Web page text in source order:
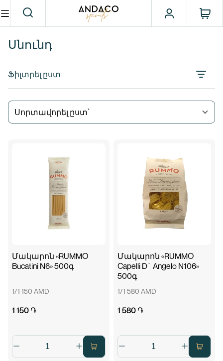
Սնունդ
Ֆիլտրել ըստ
Սորտավորել ըստ՝
Մակարոն «RUMMO
Bucatini N6» 500գ
1/1 150 AMD
1 150 ֏
Մակարոն «RUMMO
Capelli D`Angelo N106»
500գ
1/1 580 AMD
1 580 ֏